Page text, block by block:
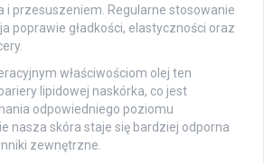
i przesuszeniem. Regularne stosowanie
poprawie gładkości, elastyczności oraz
właściwościom olej ten
lipidowej naskórka, co jest
odpowiedniego poziomu
nasza skóra staje się bardziej odporna
zewnętrzne.